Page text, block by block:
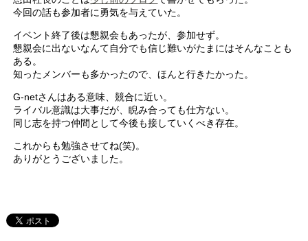
今回の話も参加者に勇気を与えていた。
イベント終了後は懇親会もあったが、参加せず。
懇親会に出ないなんて自分でも信じ難いがたまにはそんなことも
ある。
知ったメンバーも多かったので、ほんと行きたかった。
G-netさんはある意味、競合に近い。
ライバル意識は大事だが、睨み合っても仕方ない。
同じ志を持つ仲間として今後も接していくべき存在。
これからも勉強させてね(笑)。
ありがとうございました。